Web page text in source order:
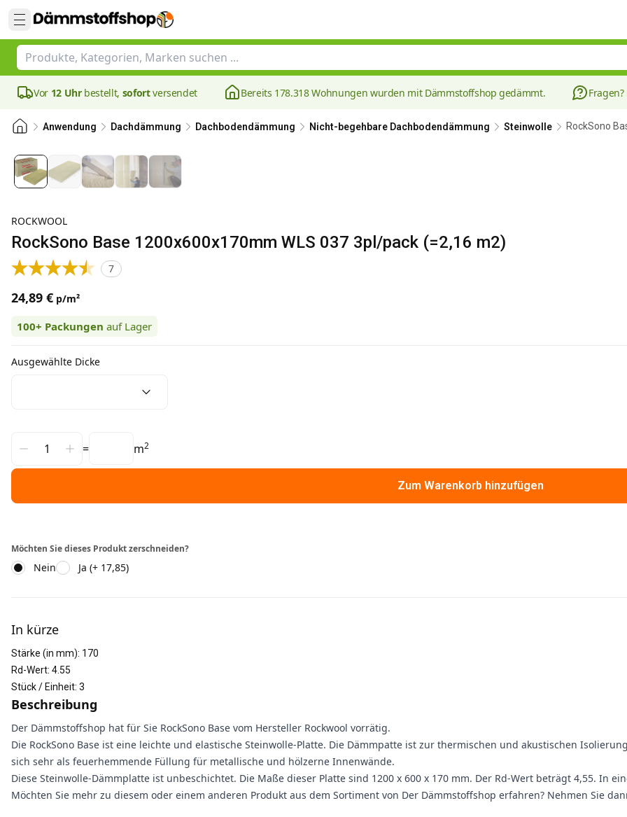
Vor 12 Uhrbestellt, sofortversendet Bereits 178.318 Wohnungen wurden mit Dämmstoffshop gedämmt. Fragen?
Anwendung Dachdämmung Dachbodendämmung Nicht-begehbare Dachbodendämmung Steinwolle RockSono
ROCKWOOL
RockSono Base 1200x600x170mm WLS 037 3pl/pack (=2,16 m2)
7
24,89 € p/m²
100+ Packungen auf Lager
Ausgewählte Dicke
= m2
Zum Warenkorb hinzufügen
Möchten Sie dieses Produkt zerschneiden?
Nein Ja (+ 17,85)
In kürze
Stärke (in mm): 170
Rd-Wert: 4.55
Stück / Einheit: 3
Beschreibung
Der Dämmstoffshop hat für Sie RockSono Base vom Hersteller Rockwool vorrätig.
Die RockSono Base ist eine leichte und elastische Steinwolle-Platte. Die Dämmpatte ist zur thermischen und akustischen
sich sehr als feuerhemmende Füllung für metallische und hölzerne Innenwände.
Diese Steinwolle-Dämmplatte ist unbeschichtet. Die Maße dieser Platte sind 1200 x 600 x 170 mm. Der Rd-Wert beträgt 4,55. In
Möchten Sie mehr zu diesem oder einem anderen Produkt aus dem Sortiment von Der Dämmstoffshop erfahren? Nehmen Sie